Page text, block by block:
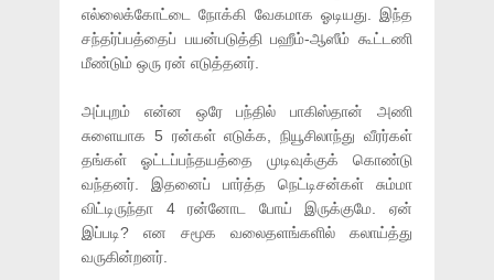
எல்லைக்கோட்டை நோக்கி வேகமாக ஓடியது. இந்த
சந்தர்ப்பத்தைப் பயன்படுத்தி பஹீம்-ஆஸீம் கூட்டணி
மீண்டும் ஒரு ரன் எடுத்தனர்.
அப்புறம் என்ன ஒரே பந்தில் பாகிஸ்தான் அணி
சுளையாக 5 ரன்கள் எடுக்க, நியூசிலாந்து வீரர்கள்
தங்கள் ஓட்டப்பந்தயத்தை முடிவுக்குக் கொண்டு
வந்தனர். இதனைப் பார்த்த நெட்டிசன்கள் சும்மா
விட்டிருந்தா 4 ரன்னோட போய் இருக்குமே. ஏன்
இப்படி? என சமூக வலைதளங்களில் கலாய்த்து
வருகின்றனர்.